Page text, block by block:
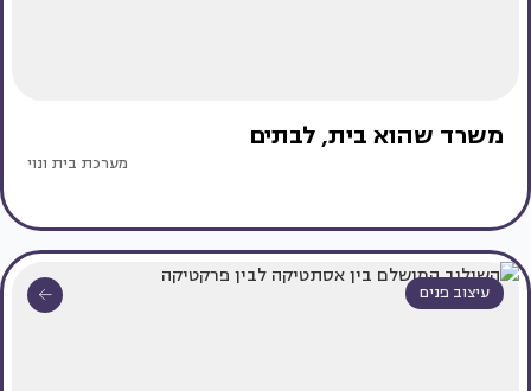
משרד שהוא בית, לבתים
מערכת בית ונוי
עיצוב פנים